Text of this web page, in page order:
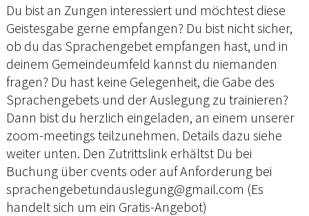
Du bist an Zungen interessiert und möchtest diese
Geistesgabe gerne empfangen? Du bist nicht sicher,
ob du das Sprachengebet empfangen hast, und in
deinem Gemeindeumfeld kannst du niemanden
fragen? Du hast keine Gelegenheit, die Gabe des
Sprachengebets und der Auslegung zu trainieren?
Dann bist du herzlich eingeladen, an einem unserer
zoom-meetings teilzunehmen. Details dazu siehe
weiter unten. Den Zutrittslink erhältst Du bei
Buchung über cvents oder auf Anforderung bei
sprachengebetundauslegung@gmail.com (Es
handelt sich um ein Gratis-Angebot)